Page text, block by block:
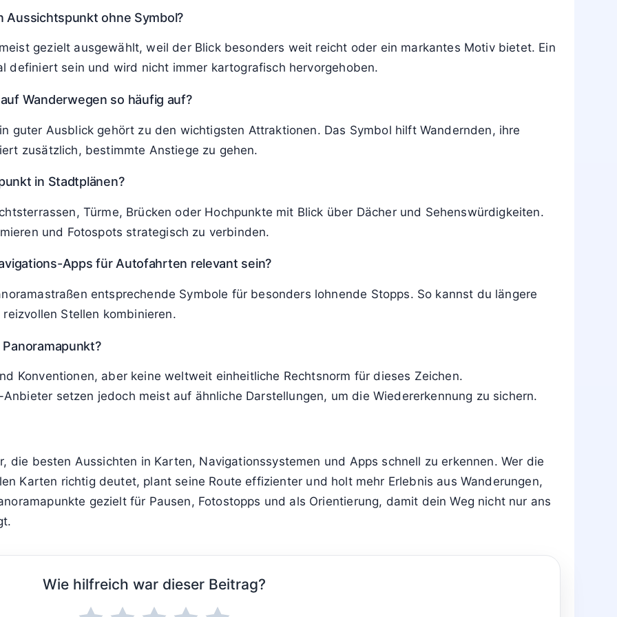
Aussichtspunkt ohne Symbol?
gezielt ausgewählt, weil der Blick besonders weit reicht oder ein markantes Motiv bietet. Ein
definiert sein und wird nicht immer kartografisch hervorgehoben.
Wanderwegen so häufig auf?
guter Ausblick gehört zu den wichtigsten Attraktionen. Das Symbol hilft Wandernden, ihre
zusätzlich, bestimmte Anstiege zu gehen.
in Stadtplänen?
Türme, Brücken oder Hochpunkte mit Blick über Dächer und Sehenswürdigkeiten.
und Fotospots strategisch zu verbinden.
Apps für Autofahrten relevant sein?
entsprechende Symbole für besonders lohnende Stopps. So kannst du längere
Stellen kombinieren.
Konventionen, aber keine weltweit einheitliche Rechtsnorm für dieses Zeichen.
setzen jedoch meist auf ähnliche Darstellungen, um die Wiedererkennung zu sichern.
die besten Aussichten in Karten, Navigationssystemen und Apps schnell zu erkennen. Wer die
Karten richtig deutet, plant seine Route effizienter und holt mehr Erlebnis aus Wanderungen,
gezielt für Pausen, Fotostopps und als Orientierung, damit dein Weg nicht nur ans
Wie hilfreich war dieser Beitrag?